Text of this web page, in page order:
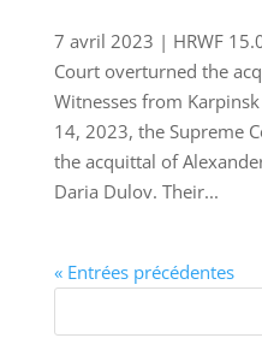
7 avril 2023 | HRWF
Court overturned the
Witnesses from
14, 2023, the Supreme
the acquittal of
Daria Dulov. Their...
« Entrées précédentes